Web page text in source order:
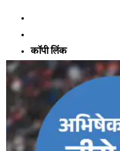
कॉपी लिंक